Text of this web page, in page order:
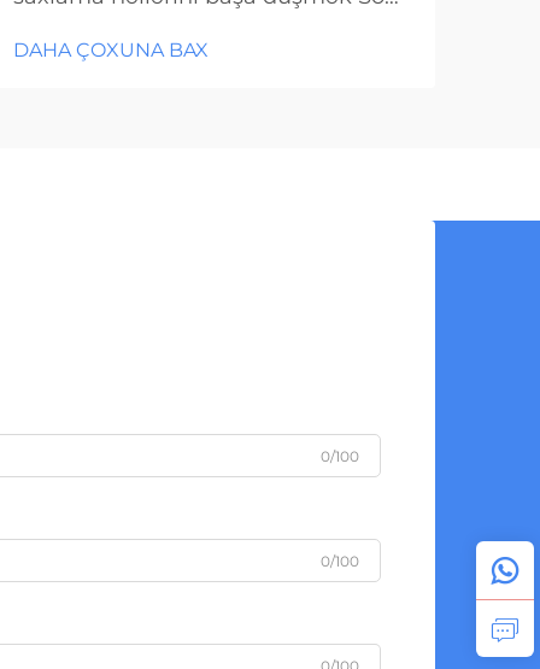
dərəcədə inkişaf etmişdir və SGL
DAHA ÇOXUNA BAX
0/100
0/100